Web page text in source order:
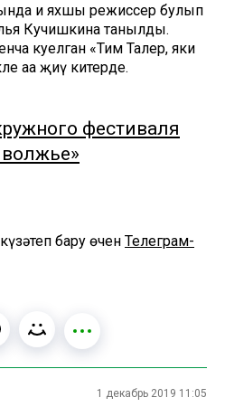
иң яхшы режиссер булып
Кучишкина танылды.
куелган «Тим Талер, яки
аңа җиңү китерде.
фестиваля
бару өчен Телеграм-
1 декабрь 2019 11:05